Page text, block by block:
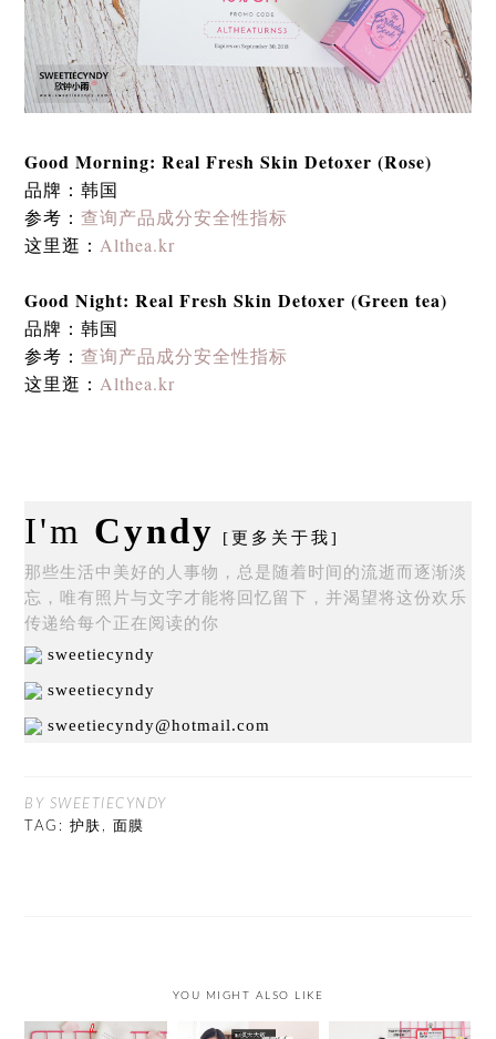
Good Morning: Real Fresh Skin Detoxer (Rose)
品牌：韩国
参考： 查询产品成分安全性指标
这里逛： Althea.kr
Good Night: Real Fresh Skin Detoxer (Green tea)
品牌：韩国
参考： 查询产品成分安全性指标
这里逛： Althea.kr
I'm Cyndy
[更多关于我]
那些生活中美好的人事物，总是随着时间的流逝而逐渐淡
忘，唯有照片与文字才能将回忆留下，并渴望将这份欢乐
传递给每个正在阅读的你
sweetiecyndy
sweetiecyndy
sweetiecyndy@hotmail.com
BY SWEETIECYNDY
TAG:
护肤 , 面膜
YOU MIGHT ALSO LIKE
【保养心得】该如 【槟城活动】台湾 【美妆开箱】减龄